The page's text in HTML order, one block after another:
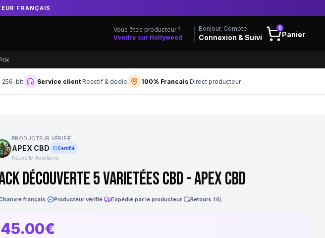
FRANÇAIS
Vous êtes producteur ?
Vendre sur Hollyweed
Bonjour, Compte
Connexion & Suivi
0
Panier
256-bit Service client Reactif & dedie 100% Francais Direct producteur
PRODUCTEUR VÉRIFIÉ
APEX CBD Certifié
Nouvelle-Aquitaine
DÉCOUVERTE 5 VARIETÉES CBD - APEX CBD
français Producteur vérifié Expédié par le producteur· Retours 14j
45.00€